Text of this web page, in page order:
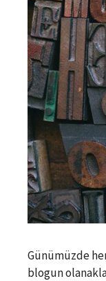
Günümüzde
blogun